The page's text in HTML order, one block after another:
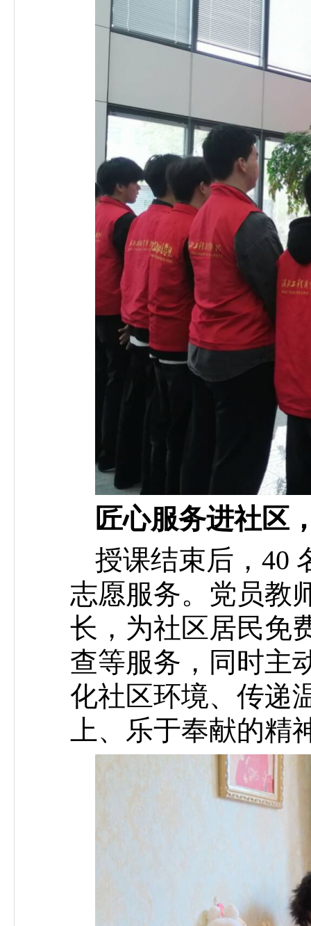
匠心服务进社区
授课结束后，40
志愿服务。党员教
长，为社区居民免
查等服务，同时主
化社区环境、传递
上、乐于奉献的精